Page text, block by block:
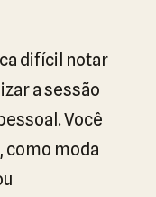
difícil notar
a sessão
Você
como moda